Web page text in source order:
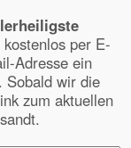
kostenlos per E-
Adresse ein
Sobald wir die
zum aktuellen